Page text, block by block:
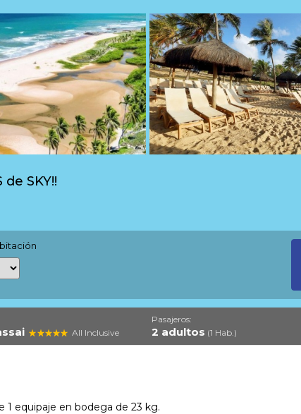
SKY!!
All Inclusive
Pasajeros:
2 adultos (1 Hab.)
1 equipaje en bodega de 23 kg.